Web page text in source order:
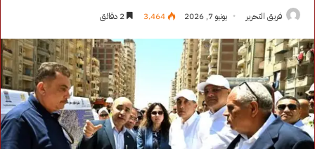
فريق التحرير يونيو 7, 2026 3٬464